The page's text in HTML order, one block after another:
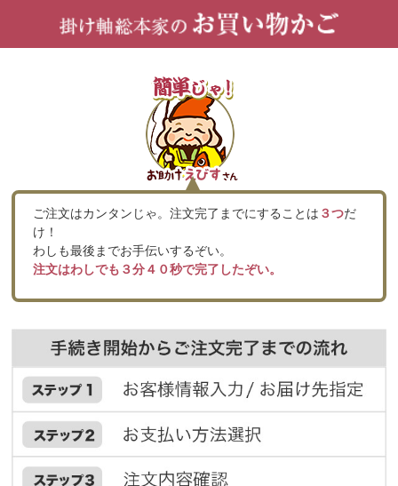
ご注文はカンタンじゃ。注文完了までにすることは ３つだ
け！
わしも最後までお手伝いするぞい。
注文はわしでも３分４０秒で完了したぞい。